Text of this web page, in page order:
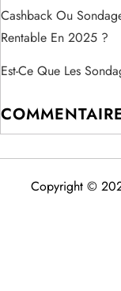
l
’
a
r
Cashback Ou
Rentable En 2025 ?
Est-Ce Que Les
Copyright ©